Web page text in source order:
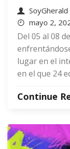
SoyGherald
mayo 2,
Del 05 al 08
lugar en el
en el que 24
Continue